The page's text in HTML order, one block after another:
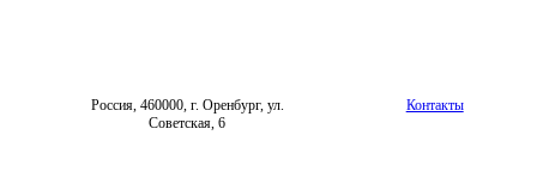
Россия, 460000, г. Оренбург, ул.
Советская, 6
Контакты